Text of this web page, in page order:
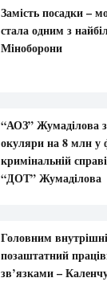
Замість посадки –
стала одним з
Міноборони
“АОЗ” Жумаділова
окуляри на 8 млн у
кримінальній
“ДОТ” Жумаділова
Головним
позаштатний
зв’язками –